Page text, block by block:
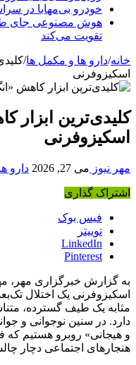
خودرو بی‌مهابا در
هوش مصنوعی جای
تقویت می‌کند
خانه/دارو ها و مکمل ها/
اسکیزوفرنی
کلیدی‌ترین ابزار
اسکیزوفرنی
مهر نیوز می 27, 2026 دارو
اشتراک گذاری
فیس بوک
توییتر
LinkedIn
Pinterest
به گزارش خبرگزاری مهر،
اسکیزوفرنی یک اختلال
مثابه یک طیف گسترده،
دارد. در سنین نوجوانی و
و هیجانی» روبرو هستیم که
هنجارهای اجتماعی دچار